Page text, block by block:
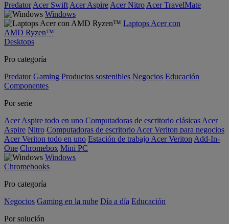
Predator Acer Swift Acer Aspire Acer Nitro Acer TravelMate
Windows
Laptops Acer con
AMD Ryzen™
Desktops
Pro categoría
Predator Gaming Productos sostenibles Negocios Educación
Componentes
Por serie
Acer Aspire todo en uno Computadoras de escritorio clásicas Acer
Aspire Nitro Computadoras de escritorio Acer Veriton para negocios
Acer Veriton todo en uno Estación de trabajo Acer Veriton Add-In-
One Chromebox Mini PC
Windows
Chromebooks
Pro categoría
Negocios Gaming en la nube Día a día Educación
Por solución